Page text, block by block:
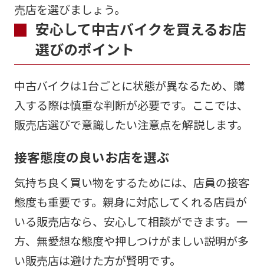
売店を選びましょう。
安心して中古バイクを買えるお店
選びのポイント
中古バイクは1台ごとに状態が異なるため、購
入する際は慎重な判断が必要です。ここでは、
販売店選びで意識したい注意点を解説します。
接客態度の良いお店を選ぶ
気持ち良く買い物をするためには、店員の接客
態度も重要です。親身に対応してくれる店員が
いる販売店なら、安心して相談ができます。一
方、無愛想な態度や押しつけがましい説明が多
い販売店は避けた方が賢明です。